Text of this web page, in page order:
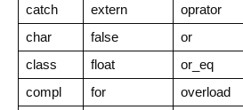
catch
extern oprator
char
false or
class
float or_eq
compl
for overload